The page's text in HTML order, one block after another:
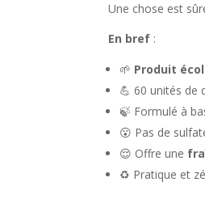
Une chose est
En bref :
🌱 Produit
💪 60 unités de
🍃 Formulé à
😮 Pas de
😌 Offre une
♻️ Pratique et